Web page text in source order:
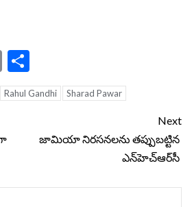
Email
Rahul Gandhi Sharad Pawar
Next
జామియా నిరసనలను తప్పుబట్టిన
ఎన్‌హెచ్ఆర్‌సీ